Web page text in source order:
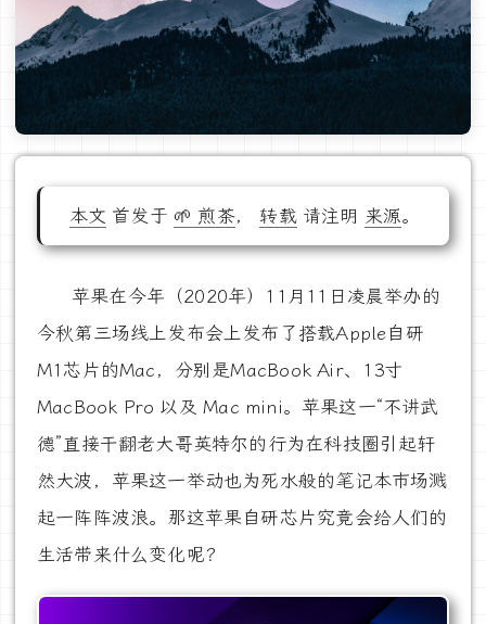
本文 首发于 🌱 煎茶，转载请注明 来源。
苹果在今年（2020年）11月11日凌晨举办的
今秋第三场线上发布会上发布了搭载Apple自研
M1芯片的Mac，分别是MacBook Air、13寸
MacBook Pro 以及 Mac mini。苹果这一“不讲武
德”直接干翻老大哥英特尔的行为在科技圈引起轩
然大波，苹果这一举动也为死水般的笔记本市场溅
起一阵阵波浪。那这苹果自研芯片究竟会给人们的
生活带来什么变化呢？